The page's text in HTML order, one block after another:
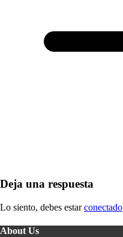
Deja una respuesta
Lo siento, debes estarconectado
About Us